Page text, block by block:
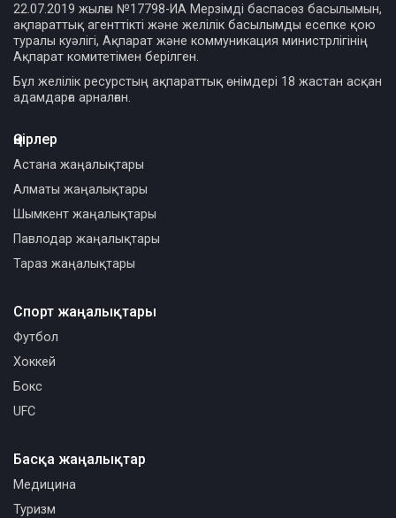
22.07.2019 жылғы №17798-ИА Мерзімді баспасөз басылымын,
ақпараттық агенттікті және желілік басылымды есепке қою
туралы куәлігі, Ақпарат және коммуникация министрлігінің
Ақпарат комитетімен берілген.
Бұл желілік ресурстың ақпараттық өнімдері 18 жастан асқан
адамдарға арналған.
Өңірлер
Астана жаңалықтары
Алматы жаңалықтары
Шымкент жаңалықтары
Павлодар жаңалықтары
Тараз жаңалықтары
Спорт жаңалықтары
Футбол
Хоккей
Бокс
UFC
Басқа жаңалықтар
Медицина
Туризм